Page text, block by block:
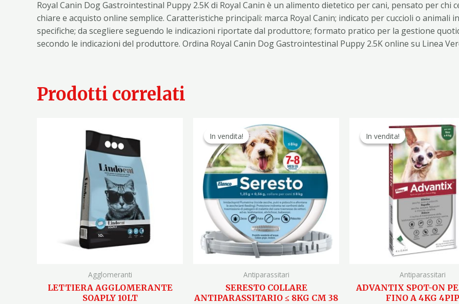
Royal Canin Dog Gastrointestinal Puppy 2.5K di Royal Canin è un alimento dietetico per cani, pensato per
chiare e acquisto online semplice. Caratteristiche principali: marca Royal Canin; indicato per cuccioli o
specifiche; da scegliere seguendo le indicazioni riportate dal produttore; formato pratico per la gestione
secondo le indicazioni del produttore. Ordina Royal Canin Dog Gastrointestinal Puppy 2.5K online su Linea
Prodotti correlati
Agglomeranti
LETTIERA AGGLOMERANTE
SOAPLY 10LT
In vendita!
In vendita!
Antiparassitari
SERESTO COLLARE
ANTIPARASSITARIO ≤ 8KG CM 38
prezzo
originale
era:
54,70 €.
prezzo
attuale
è:
29,90 €.
In vendita!
In vendita!
Antiparassitari
ADVANTIX SPOT-ON
FINO A 4KG 4PIP
prezzo
originale
era:
43,20 €.
è: